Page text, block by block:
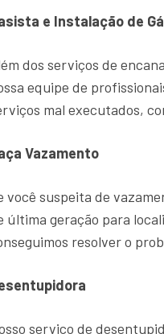
e Instalação de
dos serviços de
equipe de
mal executados,
Vazamento
você suspeita de
última geração para
resolver o
serviço de